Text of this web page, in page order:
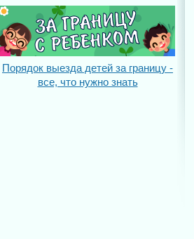
Порядок выезда детей за границу -
все, что нужно знать